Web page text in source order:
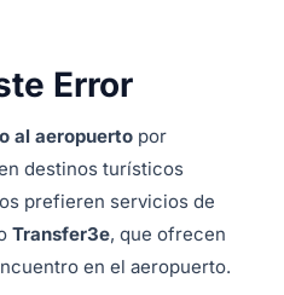
Error
al aeropuerto por
destinos turísticos
prefieren servicios de
Transfer3e, que ofrecen
en el aeropuerto.